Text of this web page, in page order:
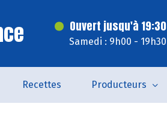
Ouvert jusqu'à 19:30
Samedi : 9h00 - 19h30
Recettes Producteurs